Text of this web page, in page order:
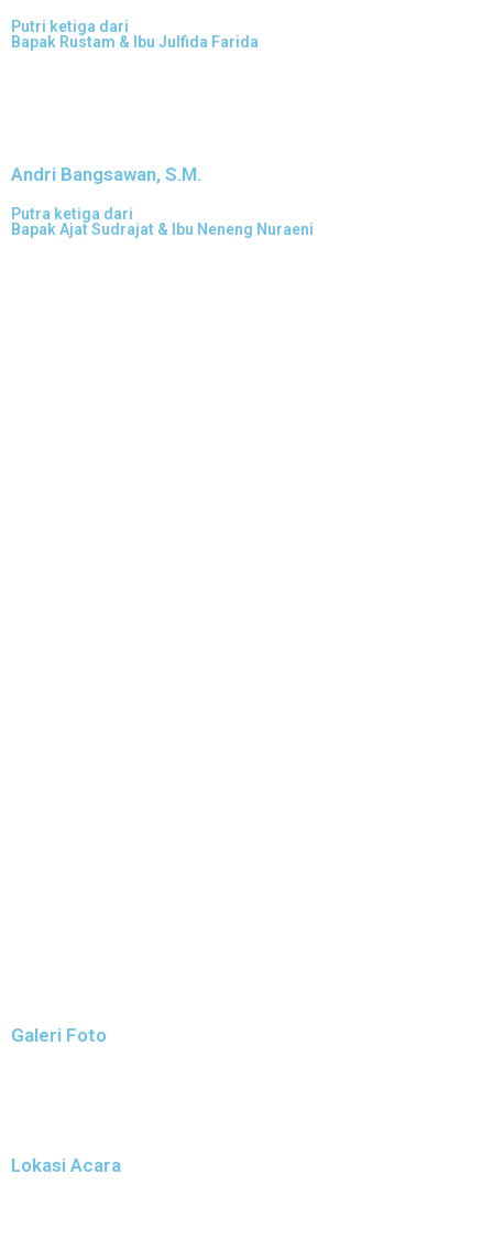
Putri ketiga dari
Bapak Rustam & Ibu Julfida Farida
Andri Bangsawan, S.M.
Putra ketiga dari
Bapak Ajat Sudrajat & Ibu Neneng Nuraeni
Galeri Foto
Lokasi Acara